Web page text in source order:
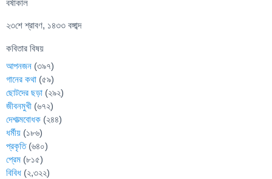
বর্ষাকাল
২৩শে শ্রাবণ, ১৪৩৩ বঙ্গাব্দ
কবিতার বিষয়
আপনজন (৩৯৭)
গানের কথা (৫৯)
ছোটদের ছড়া (২৯২)
জীবনমুখী (৬৭২)
দেশাত্মবোধক (২৪৪)
ধর্মীয় (১৮৬)
প্রকৃতি(৬৪০)
প্রেম (৮১৫)
বিবিধ (২,৩২২)